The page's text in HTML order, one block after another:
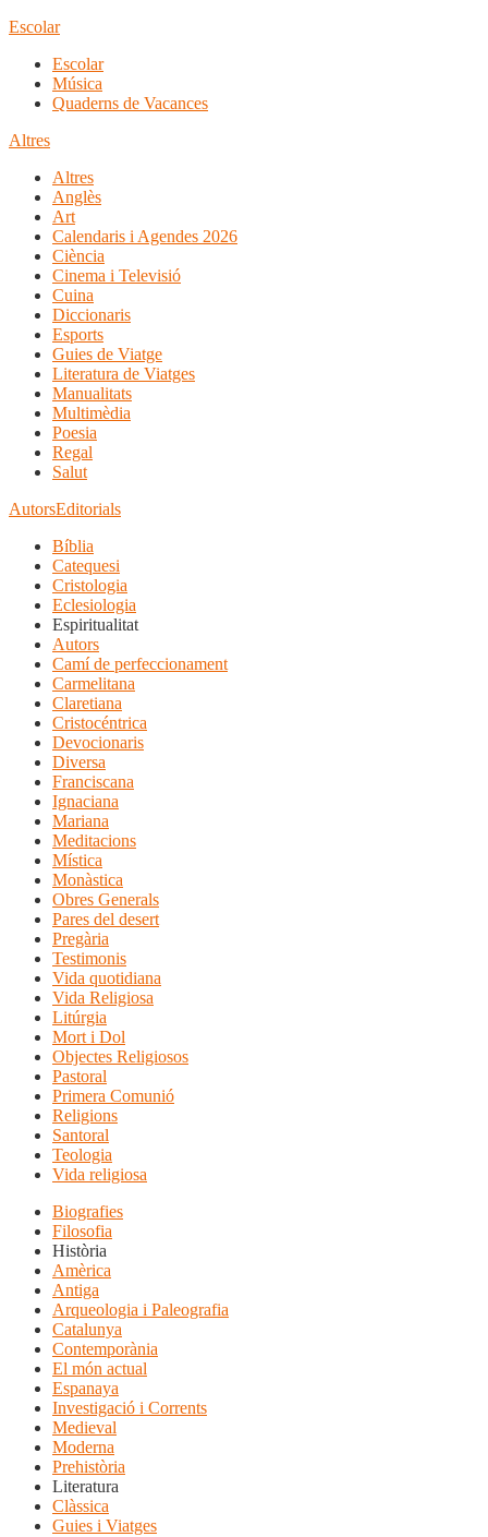
Escolar
Escolar
Música
Quaderns de Vacances
Altres
Altres
Anglès
Art
Calendaris i Agendes 2026
Ciència
Cinema i Televisió
Cuina
Diccionaris
Esports
Guies de Viatge
Literatura de Viatges
Manualitats
Multimèdia
Poesia
Regal
Salut
AutorsEditorials
Bíblia
Catequesi
Cristologia
Eclesiologia
Espiritualitat
Autors
Camí de perfeccionament
Carmelitana
Claretiana
Cristocéntrica
Devocionaris
Diversa
Franciscana
Ignaciana
Mariana
Meditacions
Mística
Monàstica
Obres Generals
Pares del desert
Pregària
Testimonis
Vida quotidiana
Vida Religiosa
Litúrgia
Mort i Dol
Objectes Religiosos
Pastoral
Primera Comunió
Religions
Santoral
Teologia
Vida religiosa
Biografies
Filosofia
Història
Amèrica
Antiga
Arqueologia i Paleografia
Catalunya
Contemporània
El món actual
Espanaya
Investigació i Corrents
Medieval
Moderna
Prehistòria
Literatura
Clàssica
Guies i Viatges